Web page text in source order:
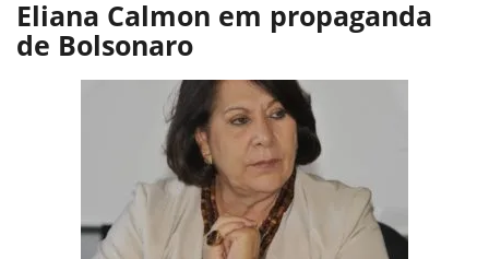
Eliana Calmon em propaganda
de Bolsonaro